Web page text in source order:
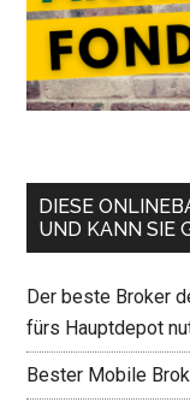
DIESE
UND KANN SIE
Der beste Broker
fürs Hauptdepot
Bester Mobile